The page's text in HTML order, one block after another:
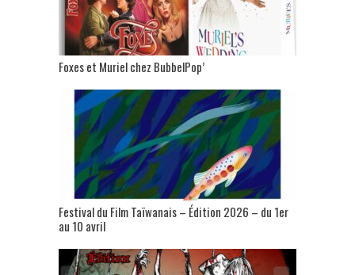
Foxes et Muriel chez BubbelPop’
Festival du Film Taïwanais – Édition 2026 – du 1er
au 10 avril